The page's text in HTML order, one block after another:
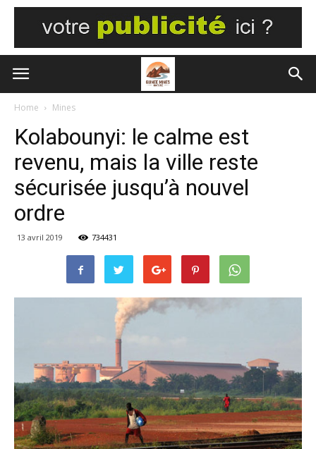
Home Mines
Kolabounyi: le calme est
revenu, mais la ville reste
sécurisée jusqu’à nouvel
ordre
13 avril 2019 734431